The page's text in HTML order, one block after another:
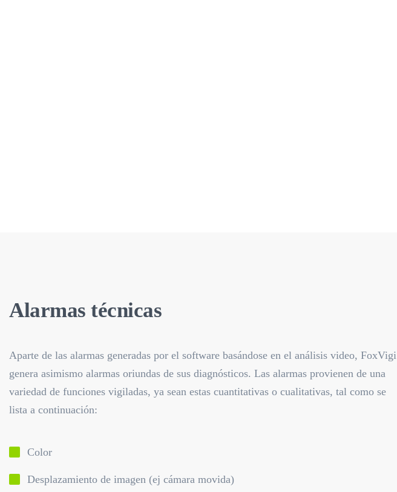
Alarmas técnicas
Aparte de las alarmas generadas por el software basándose en el análisis video, FoxVigi
genera asimismo alarmas oriundas de sus diagnósticos. Las alarmas provienen de una
variedad de funciones vigiladas, ya sean estas cuantitativas o cualitativas, tal como se
lista a continuación:
Color
Desplazamiento de imagen (ej cámara movida)